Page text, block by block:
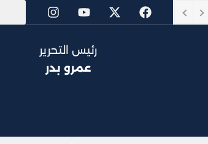
رئيس التحرير
عمرو بدر